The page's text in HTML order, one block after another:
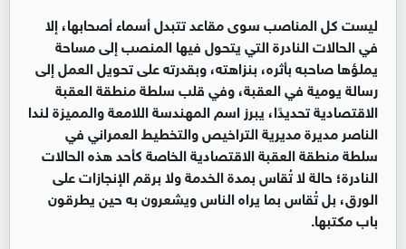
ليست كل المناصب سوى مقاعد تتبدل أسماء أصحابها، إلا
في الحالات النادرة التي يتحول فيها المنصب إلى مساحة
يملؤها صاحبه بأثره، بنزاهته، وبقدرته على تحويل العمل إلى
رسالة يومية في العقبة، وفي قلب سلطة منطقة العقبة
الاقتصادية تحديدًا، يبرز اسم المهندسة اللامعة والمميزة لندا
الناصر مديرة مديرية التراخيص والتخطيط العمراني في
سلطة منطقة العقبة الاقتصادية الخاصة كأحد هذه الحالات
النادرة؛ حالة لا تُقاس بمدة الخدمة ولا برقم الإنجازات على
الورق، بل تُقاس بما يراه الناس ويشعرون به حين يطرقون
باب مكتبها.